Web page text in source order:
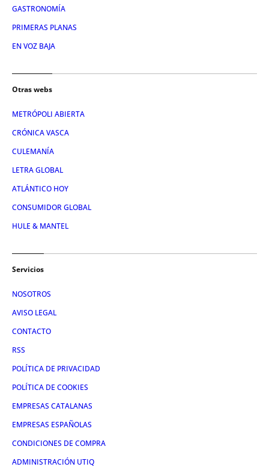
GASTRONOMÍA
PRIMERAS PLANAS
EN VOZ BAJA
Otras webs
METRÓPOLI ABIERTA
CRÓNICA VASCA
CULEMANÍA
LETRA GLOBAL
ATLÁNTICO HOY
CONSUMIDOR GLOBAL
HULE & MANTEL
Servicios
NOSOTROS
AVISO LEGAL
CONTACTO
RSS
POLÍTICA DE PRIVACIDAD
POLÍTICA DE COOKIES
EMPRESAS CATALANAS
EMPRESAS ESPAÑOLAS
CONDICIONES DE COMPRA
ADMINISTRACIÓN UTIQ